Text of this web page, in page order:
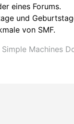
eines Forums.
und
von SMF.
Simple Machines